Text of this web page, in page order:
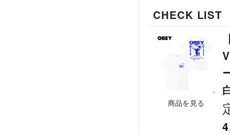
CHECK LIST
商品を見る